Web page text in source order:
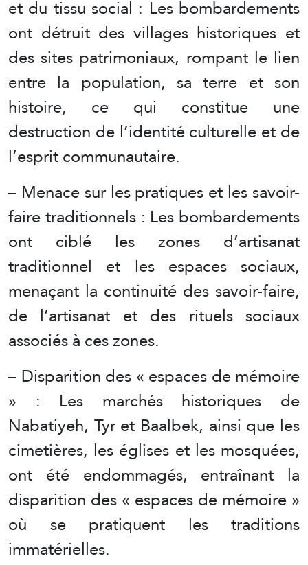
et du tissu social : Les bombardements
ont détruit des villages historiques et
des sites patrimoniaux, rompant le lien
entre la population, sa terre et son
histoire, ce qui constitue une
destruction de l’identité culturelle et de
l’esprit communautaire.
– Menace sur les pratiques et les savoir-
faire traditionnels : Les bombardements
ont ciblé les zones d’artisanat
traditionnel et les espaces sociaux,
menaçant la continuité des savoir-faire,
de l’artisanat et des rituels sociaux
associés à ces zones.
– Disparition des « espaces de mémoire
» : Les marchés historiques de
Nabatiyeh, Tyr et Baalbek, ainsi que les
cimetières, les églises et les mosquées,
ont été endommagés, entraînant la
disparition des « espaces de mémoire »
où se pratiquent les traditions
immatérielles.